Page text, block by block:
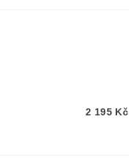
2 195 Kč